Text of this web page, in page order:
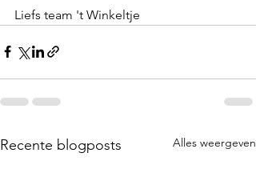
Liefs team 't Winkeltje
Recente blogposts Alles weergeven